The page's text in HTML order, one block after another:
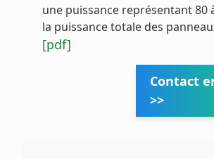
une puissance représentant 80
la puissance totale des
[pdf]
Contact
>>